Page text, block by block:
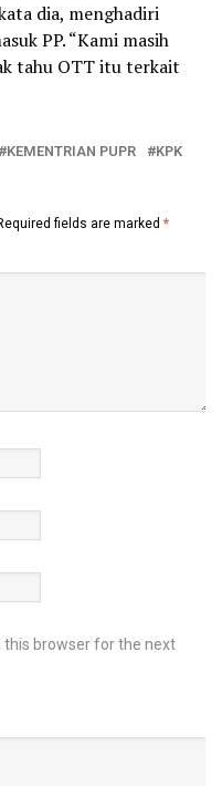
dia, menghadiri
PP. “Kami masih
tahu OTT itu terkait
KEMENTRIAN PUPR
KPK
fields are marked *
this browser for the next